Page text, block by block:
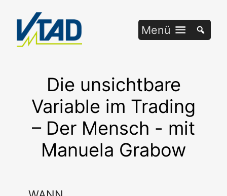
springen
Menü
Die unsichtbare
Variable im Trading
– Der Mensch - mit
Manuela Grabow